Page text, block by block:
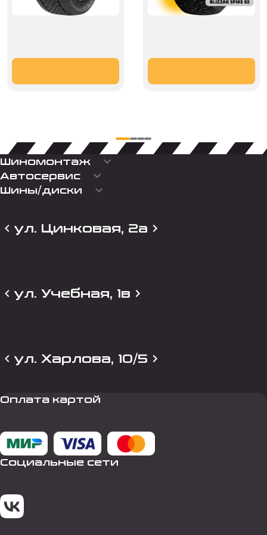
Шиномонтаж keyboard_arrow_down
Автосервис keyboard_arrow_down
Шины/диски keyboard_arrow_down
ул. Цинковая, 2а
ул. Учебная, 1в
ул. Харлова, 10/5
Оплата картой
Социальные сети